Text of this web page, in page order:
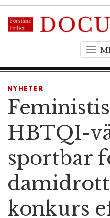
NYHETER
HBTQI-
sportbar
konkurs